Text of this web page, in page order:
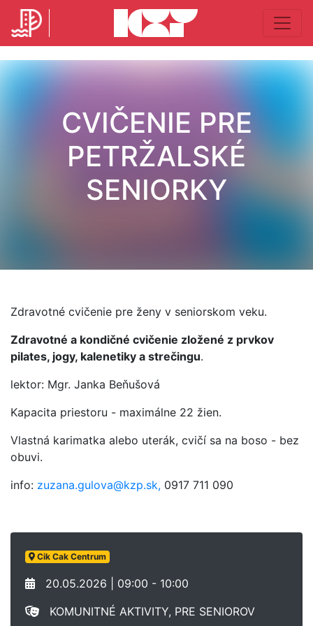
CVIČENIE PRE
PETRŽALSKÉ
SENIORKY
Zdravotné cvičenie pre ženy v seniorskom veku.
Zdravotné a kondičné cvičenie zložené z prvkov
pilates, jogy, kalenetiky a strečingu.
lektor: Mgr. Janka Beňušová
Kapacita priestoru - maximálne 22 žien.
Vlastná karimatka alebo uterák, cvičí sa na boso - bez
obuvi.
info: zuzana.gulova@kzp.sk, 0917 711 090
Cik Cak Centrum
20.05.2026 | 09:00 - 10:00
KOMUNITNÉ AKTIVITY, PRE SENIOROV